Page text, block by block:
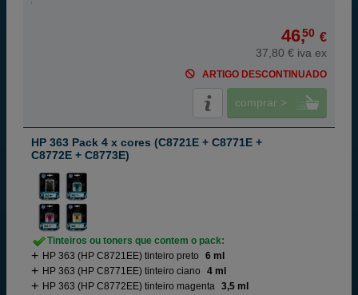
46,50 €
37,80 € iva ex
ARTIGO DESCONTINUADO
comprar >
HP 363 Pack 4 x cores (C8721E + C8771E +
C8772E + C8773E)
Tinteiros ou toners que contem o pack:
HP 363 (HP C8721EE) tinteiro preto
6 ml
HP 363 (HP C8771EE) tinteiro ciano
4 ml
HP 363 (HP C8772EE) tinteiro magenta 3,5 ml